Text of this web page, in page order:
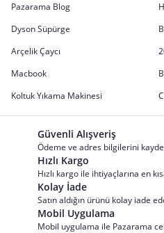
Pazarama Blog
Dyson Süpürge
Arçelik Çaycı
Macbook
Koltuk Yıkama Makinesi
Güvenli Alışveriş
Ödeme ve adres bilgilerini
Hızlı Kargo
Hızlı kargo ile ihtiyaçlarına en
Kolay İade
Satın aldığın ürünü kolay iade
Mobil Uygulama
Mobil uygulama ile Pazarama